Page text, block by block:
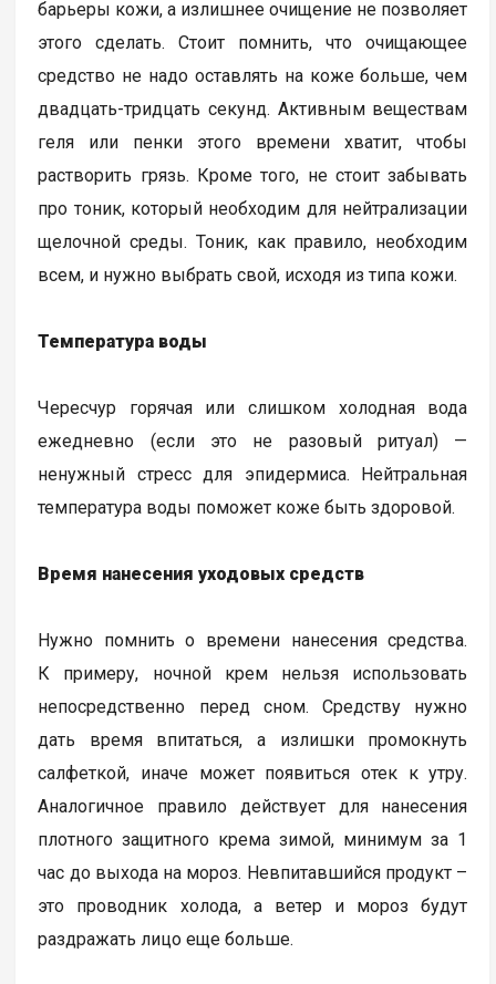
барьеры кожи, а излишнее очищение не позволяет
этого сделать. Стоит помнить, что очищающее
средство не надо оставлять на коже больше, чем
двадцать-тридцать секунд. Активным веществам
геля или пенки этого времени хватит, чтобы
растворить грязь. Кроме того, не стоит забывать
про тоник, который необходим для нейтрализации
щелочной среды. Тоник, как правило, необходим
всем, и нужно выбрать свой, исходя из типа кожи.
Температура воды
Чересчур горячая или слишком холодная вода
ежедневно (если это не разовый ритуал) —
ненужный стресс для эпидермиса. Нейтральная
температура воды поможет коже быть здоровой.
Время нанесения уходовых средств
Нужно помнить о времени нанесения средства.
К примеру, ночной крем нельзя использовать
непосредственно перед сном. Средству нужно
дать время впитаться, а излишки промокнуть
салфеткой, иначе может появиться отек к утру.
Аналогичное правило действует для нанесения
плотного защитного крема зимой, минимум за 1
час до выхода на мороз. Невпитавшийся продукт –
это проводник холода, а ветер и мороз будут
раздражать лицо еще больше.